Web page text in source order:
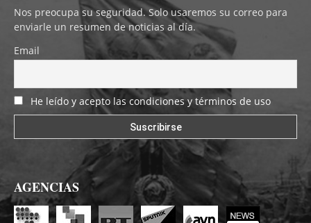
Nos preocupa su seguridad. Solo usaremos su correo para
enviarle un resumen de noticias al día.
Email
He leído y acepto las condiciones y términos de uso
AGENCIAS